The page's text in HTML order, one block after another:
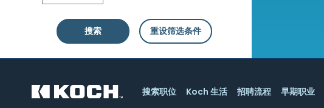
搜索 重设筛选条件
搜索职位 Koch 生活 招聘流程 早期职业